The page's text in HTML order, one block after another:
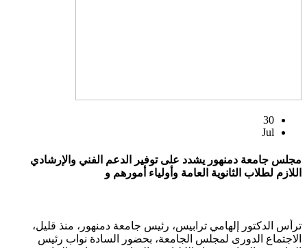
30
Jul
مجلس جامعة دمنهور يشدد على توفير الدعم الفني والإرشادي
اللازم لطلاب الثانوية العامة وأولياء أمورهم و
ترأس الدكتور إلهامي ترابيس، رئيس جامعة دمنهور، منذ قليل،
الاجتماع الدورى لمجلس الجامعة، بحضور السادة نواب رئيس